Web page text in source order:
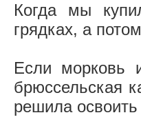
Когда мы
грядках, а
Если морковь
брюссельская
решила